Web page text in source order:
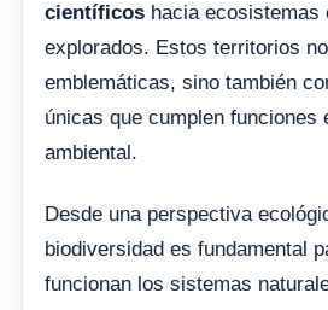
científicos hacia
explorados. Estos territorios
emblemáticas, sino también
únicas que cumplen funciones
ambiental.
Desde una perspectiva
biodiversidad es fundamental
funcionan los sistemas